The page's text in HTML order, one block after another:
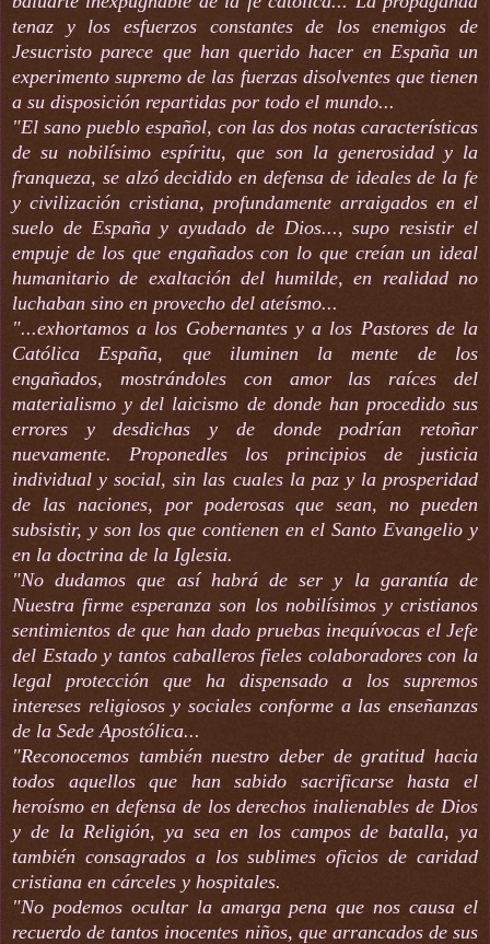
tenaz y los esfuerzos constantes de los enemigos de
Jesucristo parece que han querido hacer en España un
experimento supremo de las fuerzas disolventes que tienen
a su disposición repartidas por todo el mundo...
"El sano pueblo español, con las dos notas características
de su nobilísimo espíritu, que son la generosidad y la
franqueza, se alzó decidido en defensa de ideales de la fe
y civilización cristiana, profundamente arraigados en el
suelo de España y ayudado de Dios..., supo resistir el
empuje de los que engañados con lo que creían un ideal
humanitario de exaltación del humilde, en realidad no
luchaban sino en provecho del ateísmo...
"...exhortamos a los Gobernantes y a los Pastores de la
Católica España, que iluminen la mente de los
engañados, mostrándoles con amor las raíces del
materialismo y del laicismo de donde han procedido sus
errores y desdichas y de donde podrían retoñar
nuevamente. Proponedles los principios de justicia
individual y social, sin las cuales la paz y la prosperidad
de las naciones, por poderosas que sean, no pueden
subsistir, y son los que contienen en el Santo Evangelio y
en la doctrina de la Iglesia.
"No dudamos que así habrá de ser y la garantía de
Nuestra firme esperanza son los nobilísimos y cristianos
sentimientos de que han dado pruebas inequívocas el Jefe
del Estado y tantos caballeros fieles colaboradores con la
legal protección que ha dispensado a los supremos
intereses religiosos y sociales conforme a las enseñanzas
de la Sede Apostólica...
"Reconocemos también nuestro deber de gratitud hacia
todos aquellos que han sabido sacrificarse hasta el
heroísmo en defensa de los derechos inalienables de Dios
y de la Religión, ya sea en los campos de batalla, ya
también consagrados a los sublimes oficios de caridad
cristiana en cárceles y hospitales.
"No podemos ocultar la amarga pena que nos causa el
recuerdo de tantos inocentes niños, que arrancados de sus